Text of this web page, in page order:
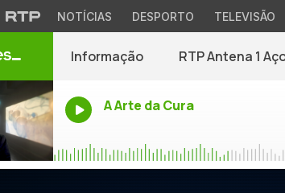
NOTÍCIAS DESPORTO TELEVISÃO
Informação RTP Antena 1
A Arte da Cura